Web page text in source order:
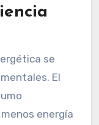
se
El
energía